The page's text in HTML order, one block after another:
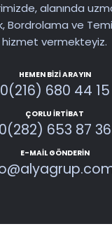
alanında
Bordrolama ve
hizmet vermekteyiz.
HEMEN BIZI ARAYIN
0(216) 680 44 15
ÇORLU İRTIBAT
0(282) 653 87 36
E-MAIL GÖNDERIN